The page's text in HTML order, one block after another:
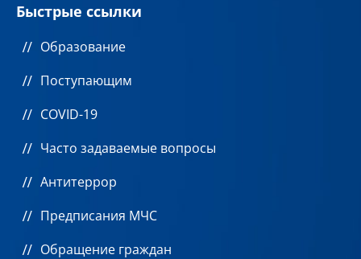
Быстрые ссылки
Образование
Поступающим
COVID-19
Часто задаваемые вопросы
Антитеррор
Предписания МЧС
Обращение граждан